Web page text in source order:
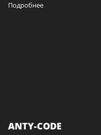
Подробнее
ANTY-CODE